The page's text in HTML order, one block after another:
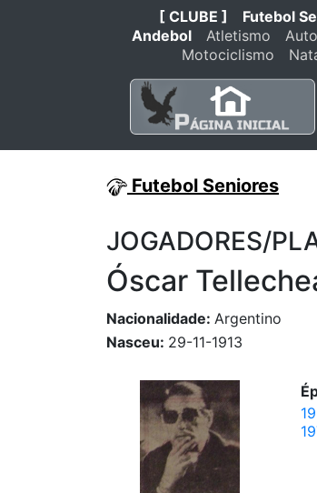
[ CLUBE ] Futebol
Andebol
Atletismo
Motociclismo
Futebol Seniores
JOGADORES/
Óscar
Nacionalidade: Argentino
Nasceu: 29-11-1913